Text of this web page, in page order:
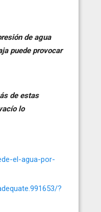
de agua
puede provocar
de estas
lo
el-agua-por-
?